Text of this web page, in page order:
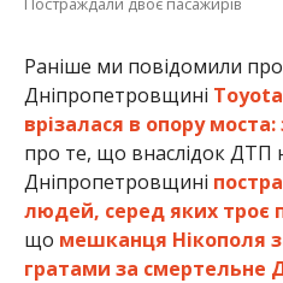
Раніше ми повідомили
Дніпропетровщині
врізалася в опору
про те, що внаслідок ДТП
Дніпропетровщині
людей, серед яких троє
що мешканця Нікополя
гратами за смертельне